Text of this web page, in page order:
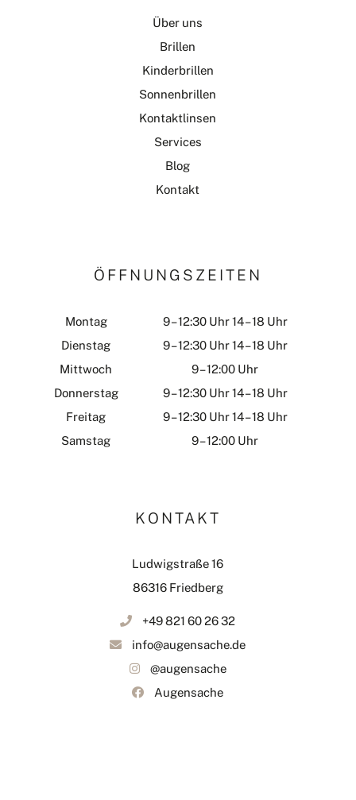
Über uns
Brillen
Kinderbrillen
Sonnenbrillen
Kontaktlinsen
Services
Blog
Kontakt
ÖFFNUNGSZEITEN
Montag
9 – 12:30 Uhr 14 – 18 Uhr
Dienstag
9 – 12:30 Uhr 14 – 18 Uhr
Mittwoch
9 – 12:00 Uhr
Donnerstag
9 – 12:30 Uhr 14 – 18 Uhr
Freitag
9 – 12:30 Uhr 14 – 18 Uhr
Samstag
9 – 12:00 Uhr
KONTAKT
Ludwigstraße 16
86316 Friedberg
+49 821 60 26 32
info@augensache.de
@augensache
Augensache